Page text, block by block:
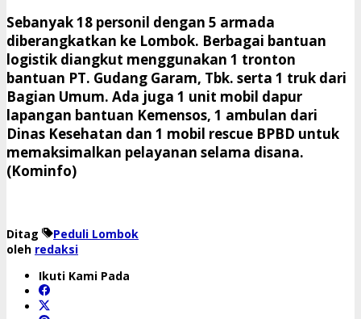
Sebanyak 18 personil dengan 5 armada
diberangkatkan ke Lombok. Berbagai bantuan
logistik diangkut menggunakan 1 tronton
bantuan PT. Gudang Garam, Tbk. serta 1 truk dari
Bagian Umum. Ada juga 1 unit mobil dapur
lapangan bantuan Kemensos, 1 ambulan dari
Dinas Kesehatan dan 1 mobil rescue BPBD untuk
memaksimalkan pelayanan selama disana.
(Kominfo)
Ditag
Peduli Lombok
oleh redaksi
Ikuti Kami Pada